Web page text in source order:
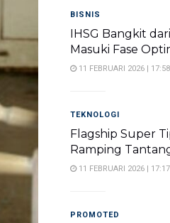
BISNIS
IHSG Bangkit
Masuki Fase
11 FEBRUARI 2026 |
TEKNOLOGI
Flagship Super
Ramping
11 FEBRUARI 2026 |
PROMOTED